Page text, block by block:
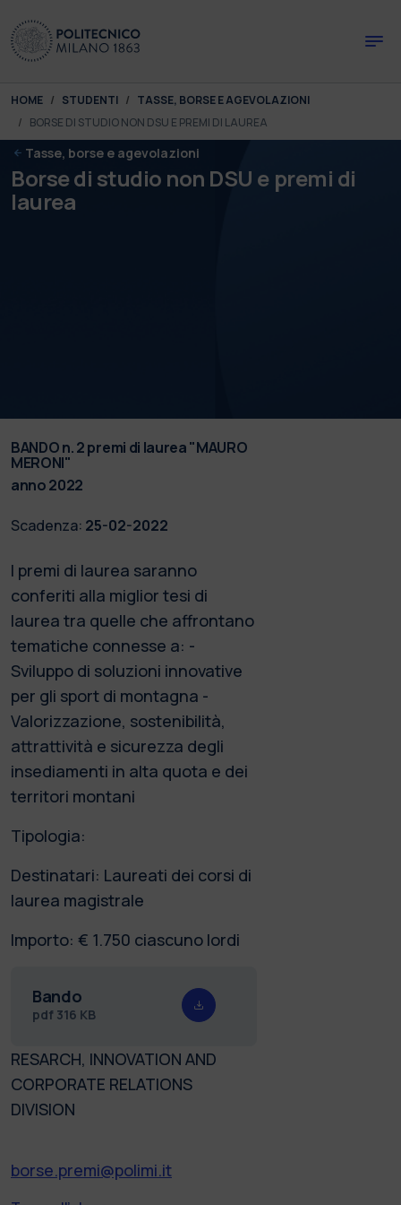
You are here:
HOME STUDENTI
TASSE, BORSE E AGEVOLAZIONI
BORSE DI STUDIO NON DSU E PREMI DI LAUREA
Tasse, borse e agevolazioni
Borse di studio non DSU e premi di
laurea
BANDO n. 2 premi di laurea "MAURO
MERONI"
anno 2022
Scadenza: 25-02-2022
I premi di laurea saranno
conferiti alla miglior tesi di
laurea tra quelle che affrontano
tematiche connesse a: -
Sviluppo di soluzioni innovative
per gli sport di montagna -
Valorizzazione, sostenibilità,
attrattività e sicurezza degli
insediamenti in alta quota e dei
territori montani
Tipologia:
Destinatari: Laureati dei corsi di
laurea magistrale
Importo: € 1.750 ciascuno lordi
Bando
pdf 316 KB
RESARCH, INNOVATION AND
CORPORATE RELATIONS
DIVISION
borse.premi@polimi.it